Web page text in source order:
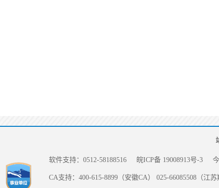
软件支持：0512-58188516 皖ICP备 19008913号-3
CA支持：400-615-8899（安徽CA） 025-66085508（江